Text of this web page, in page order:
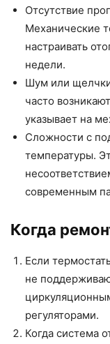
Отсутствие
Механические
настраивать
недели.
Шум или
часто
указывает на
Сложности с
температуры.
современным
Когда
Если
не
регуляторами.
Когда система